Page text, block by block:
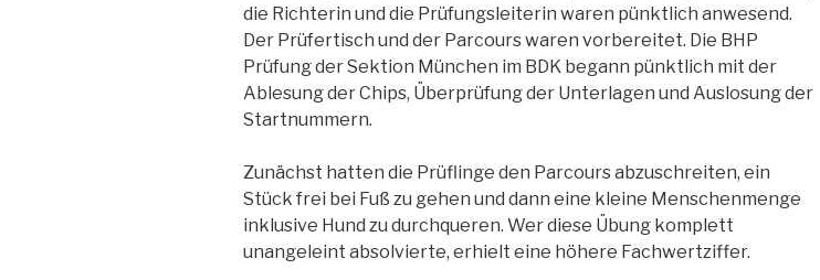
die Richterin und die Prüfungsleiterin waren pünktlich anwesend.
Der Prüfertisch und der Parcours waren vorbereitet. Die BHP
Prüfung der Sektion München im BDK begann pünktlich mit der
Ablesung der Chips, Überprüfung der Unterlagen und Auslosung der
Startnummern.
Zunächst hatten die Prüflinge den Parcours abzuschreiten, ein
Stück frei bei Fuß zu gehen und dann eine kleine Menschenmenge
inklusive Hund zu durchqueren. Wer diese Übung komplett
unangeleint absolvierte, erhielt eine höhere Fachwertziffer.